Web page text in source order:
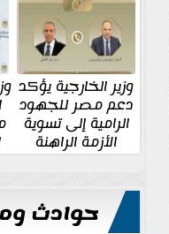
وزير الخارجية يؤكد
دعم مصر للجهود
الرامية إلى تسوية
الأزمة الراهنة
حوادث